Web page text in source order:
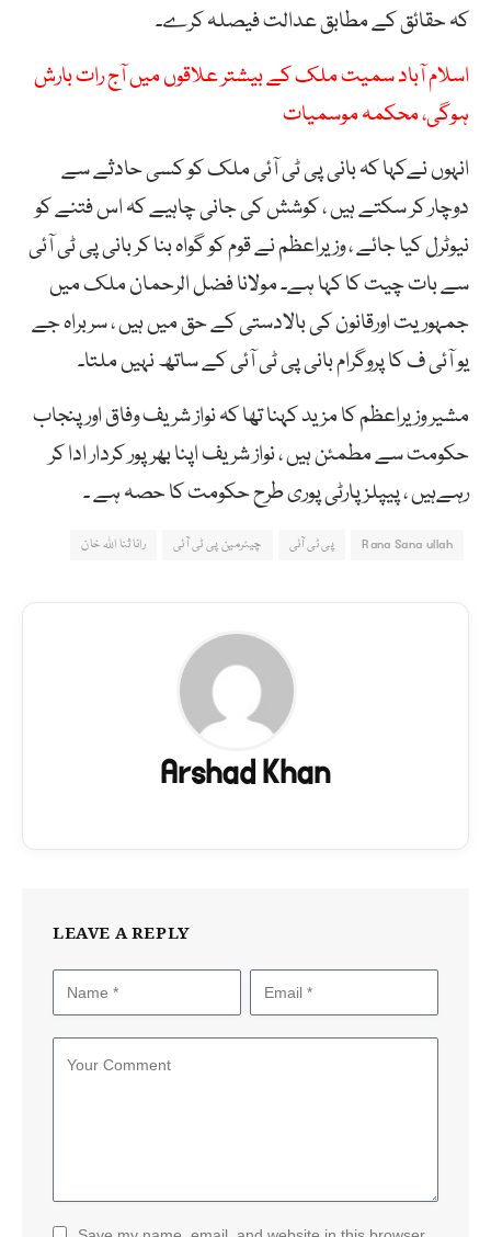
کہ حقائق کے مطابق عدالت فیصلہ کرے۔
اسلام آباد سمیت ملک کے بیشتر علاقوں میں آج رات بارش
ہوگی، محکمہ موسمیات
انہوں نےکہا کہ بانی پی ٹی آئی ملک کو کسی حادثے سے
دوچار کر سکتے ہیں ، کوشش کی جانی چاہیے کہ اس فتنے کو
نیوٹرل کیا جائے ، وزیراعظم نے قوم کو گواہ بنا کر بانی پی ٹی آئی
سے بات چیت کا کہا ہے۔ مولانا فضل الرحمان ملک میں
جمہوریت اورقانون کی بالادستی کے حق میں ہیں ، سربراہ جے
یو آئی ف کا پروگرام بانی پی ٹی آئی کے ساتھ نہیں ملتا۔
مشیر وزیراعظم کا مزید کہنا تھا کہ نواز شریف وفاق اور پنجاب
حکومت سے مطمئن ہیں ، نواز شریف اپنا بھر پور کردار ادا کر
رہےہیں ، پیپلز پارٹی پوری طرح حکومت کا حصہ ہے ۔
Rana Sana ullah پی ٹی آئی چیئرمین پی ٹی آئی رانا ثنا اللہ خان
Arshad Khan
LEAVE A REPLY